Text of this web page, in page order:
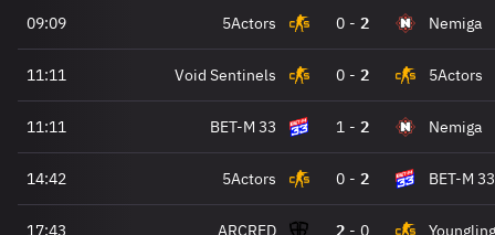
09:09 5Actors 0 - 2 Nemiga
11:11 Void Sentinels 0 - 2 5Actors
11:11 BET-M 33 1 - 2 Nemiga
14:42 5Actors 0 - 2 BET-M 33
17:43 ARCRED 2 - 0